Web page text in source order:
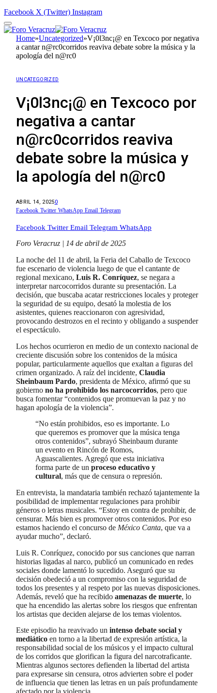
Facebook X (Twitter) Instagram
Home»Uncategorized»V¡0l3nc¡@ en Texcoco por negativa
a cantar n@rc0corridos reaviva debate sobre la música y la
apología del n@rc0
UNCATEGORIZED
V¡0l3nc¡@ en Texcoco por
negativa a cantar
n@rc0corridos reaviva
debate sobre la música y
la apología del n@rc0
ABRIL 14, 20250
Facebook Twitter WhatsApp Email Telegram
Facebook Twitter Email Telegram WhatsApp
Foro Veracruz | 14 de abril de 2025
La noche del 11 de abril, la Feria del Caballo de Texcoco
fue escenario de violencia luego de que el cantante de
regional mexicano, Luis R. Conríquez, se negara a
interpretar narcocorridos durante su presentación. La
decisión, que buscaba acatar restricciones locales y proteger
la seguridad de su equipo, desató la molestia de los
asistentes, quienes reaccionaron con agresividad,
provocando destrozos en el recinto y obligando a suspender
el espectáculo.
Los hechos ocurrieron en medio de un contexto nacional de
creciente discusión sobre los contenidos de la música
popular, particularmente aquellos que exaltan a figuras del
crimen organizado. A raíz del incidente, Claudia
Sheinbaum Pardo, presidenta de México, afirmó que su
gobierno no ha prohibido los narcocorridos, pero que
busca fomentar “contenidos que promuevan la paz y no
hagan apología de la violencia”.
“No están prohibidos, eso es importante. Lo
que queremos es promover que la música tenga
otros contenidos”, subrayó Sheinbaum durante
un evento en Rincón de Romos,
Aguascalientes. Agregó que esta iniciativa
forma parte de un proceso educativo y
cultural, más que de censura o represión.
En entrevista, la mandataria también rechazó tajantemente la
posibilidad de implementar regulaciones para prohibir
géneros o letras musicales. “Estoy en contra de prohibir, de
censurar. Más bien es promover otros contenidos. Por eso
estamos haciendo el concurso de México Canta, que va a
ayudar mucho”, declaró.
Luis R. Conríquez, conocido por sus canciones que narran
historias ligadas al narco, publicó un comunicado en redes
sociales donde lamentó lo sucedido. Aseguró que su
decisión obedeció a un compromiso con la seguridad de
todos los presentes y al respeto por las nuevas disposiciones.
Además, reveló que ha recibido amenazas de muerte, lo
que ha encendido las alertas sobre los riesgos que enfrentan
los artistas que deciden alejarse de los temas violentos.
Este episodio ha reavivado un intenso debate social y
mediático en torno a la libertad de expresión artística, la
responsabilidad social de los músicos y el impacto cultural
de los corridos que glorifican la figura del narcotraficante.
Mientras algunos sectores defienden la libertad del artista
para expresarse sin censura, otros advierten sobre el poder
de influencia que tienen las letras en un país profundamente